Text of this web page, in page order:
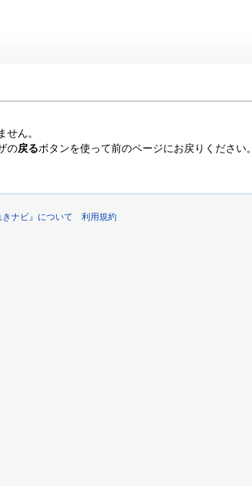
せん。
の戻るボタンを使って前のページにお戻りください。
きナビ』について 利用規約